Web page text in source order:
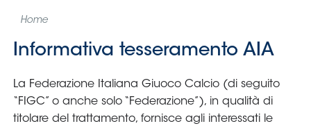
Home
Informativa tesseramento AIA
La Federazione Italiana Giuoco Calcio (di seguito
“FIGC” o anche solo “Federazione”), in qualità di
titolare del trattamento, fornisce agli interessati le